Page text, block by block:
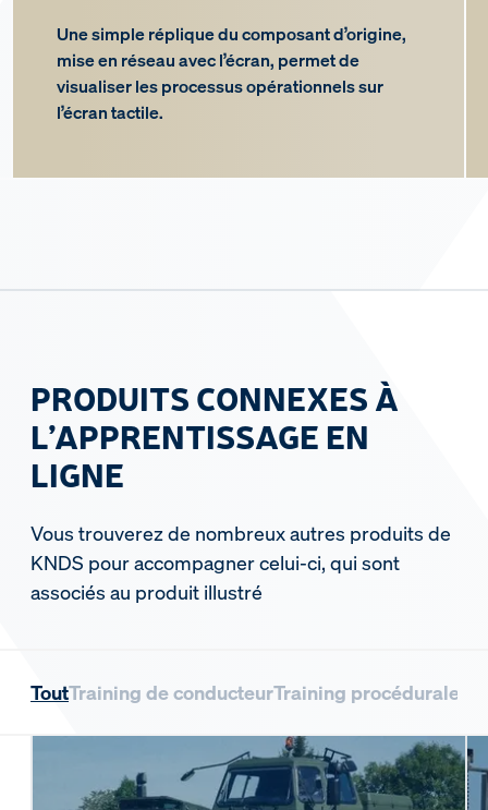
Une simple réplique du composant d’origine,
mise en réseau avec l’écran, permet de
visualiser les processus opérationnels sur
l’écran tactile.
PRODUITS CONNEXES À
L’APPRENTISSAGE EN
LIGNE
Vous trouverez de nombreux autres produits de
KNDS pour accompagner celui-ci, qui sont
associés au produit illustré
ToutTraining de conducteurTraining procédurale